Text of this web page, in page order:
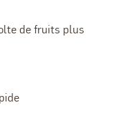
de fruits plus